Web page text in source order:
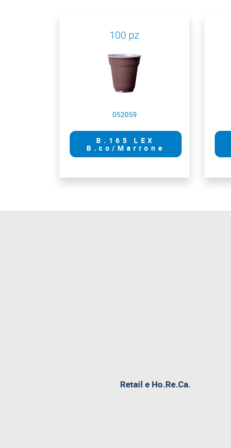
100 pz
052059
B.165 LEX
B.co/Marrone
Retail e Ho.Re.Ca.